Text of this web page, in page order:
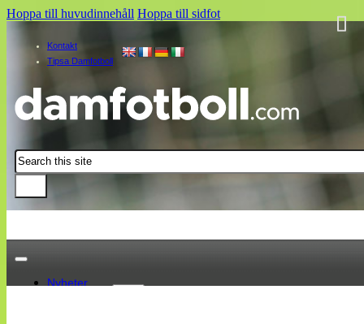
Hoppa till huvudinnehåll Hoppa till sidfot
Kontakt
Tipsa Damfotboll
Sök
Nyheter